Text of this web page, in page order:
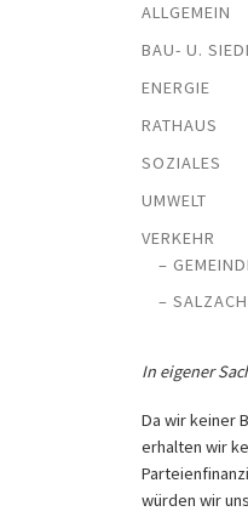
ALLGEMEIN
BAU- U.
ENERGIE
RATHAUS
SOZIALES
UMWELT
VERKEHR
–
–
In eigener
Da wir keiner
erhalten wir
würden wir